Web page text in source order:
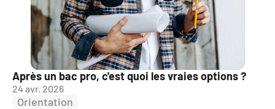
Après un bac pro, c'est quoi les vraies options ?
24 avr. 2026
Orientation